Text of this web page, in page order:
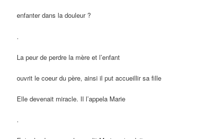
enfanter dans la douleur ?
.
La peur de perdre la mère et l’enfant
ouvrit le coeur du père, ainsi il put accueillir sa fille
Elle devenait miracle. Il l’appela Marie
.